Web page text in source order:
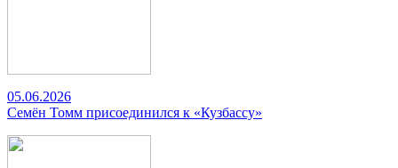
05.06.2026
Семён Томм присоединился к «Кузбассу»